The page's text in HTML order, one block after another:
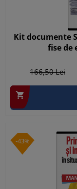
Kit documente
fise de
166,50Lei

-43%